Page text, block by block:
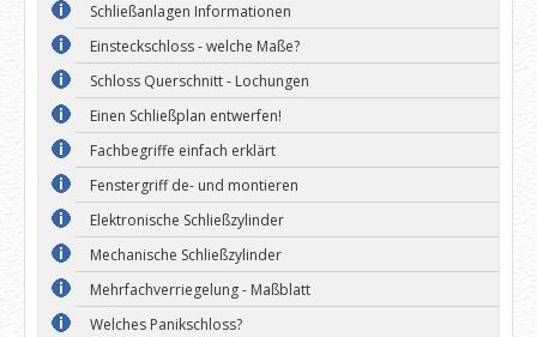
Schließanlagen Informationen
Einsteckschloss - welche Maße?
Schloss Querschnitt - Lochungen
Einen Schließplan entwerfen!
Fachbegriffe einfach erklärt
Fenstergriff de- und montieren
Elektronische Schließzylinder
Mechanische Schließzylinder
Mehrfachverriegelung - Maßblatt
Welches Panikschloss?